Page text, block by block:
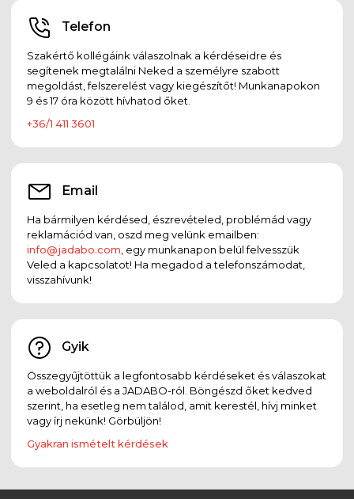
Telefon
Szakértő kollégáink válaszolnak a kérdéseidre és
segítenek megtalálni Neked a személyre szabott
megoldást, felszerelést vagy kiegészítőt! Munkanapokon
9 és 17 óra között hívhatod őket.
+36/1 411 3601
Email
Ha bármilyen kérdésed, észrevételed, problémád vagy
reklamációd van, oszd meg velünk emailben:
info@jadabo.com , egy munkanapon belül felvesszük
Veled a kapcsolatot! Ha megadod a telefonszámodat,
visszahívunk!
Gyik
Összegyűjtöttük a legfontosabb kérdéseket és válaszokat
a weboldalról és a JADABO-ról. Böngészd őket kedved
szerint, ha esetleg nem találod, amit kerestél, hívj minket
vagy írj nekünk! Görbüljön!
Gyakran ismételt kérdések